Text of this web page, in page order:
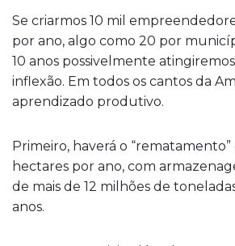
Se criarmos 10 mil
por ano, algo como 20 por
10 anos possivelmente
inflexão. Em todos os cantos da
aprendizado produtivo.
Primeiro, haverá o “rematamento”
hectares por ano, com
de mais de 12 milhões de
anos.